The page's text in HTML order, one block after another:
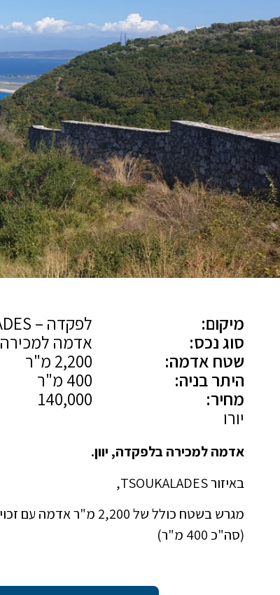
מיקום:
לפקדה – TSOUKALADES
סוג נכס:
אדמה למכירה
שטח אדמה:
היתר בניה:
מחיר:
יורו
אדמה למכירה בלפקדה, יוון.
באיזור TSOUKALADES,
(סה"כ 400 מ"ר)